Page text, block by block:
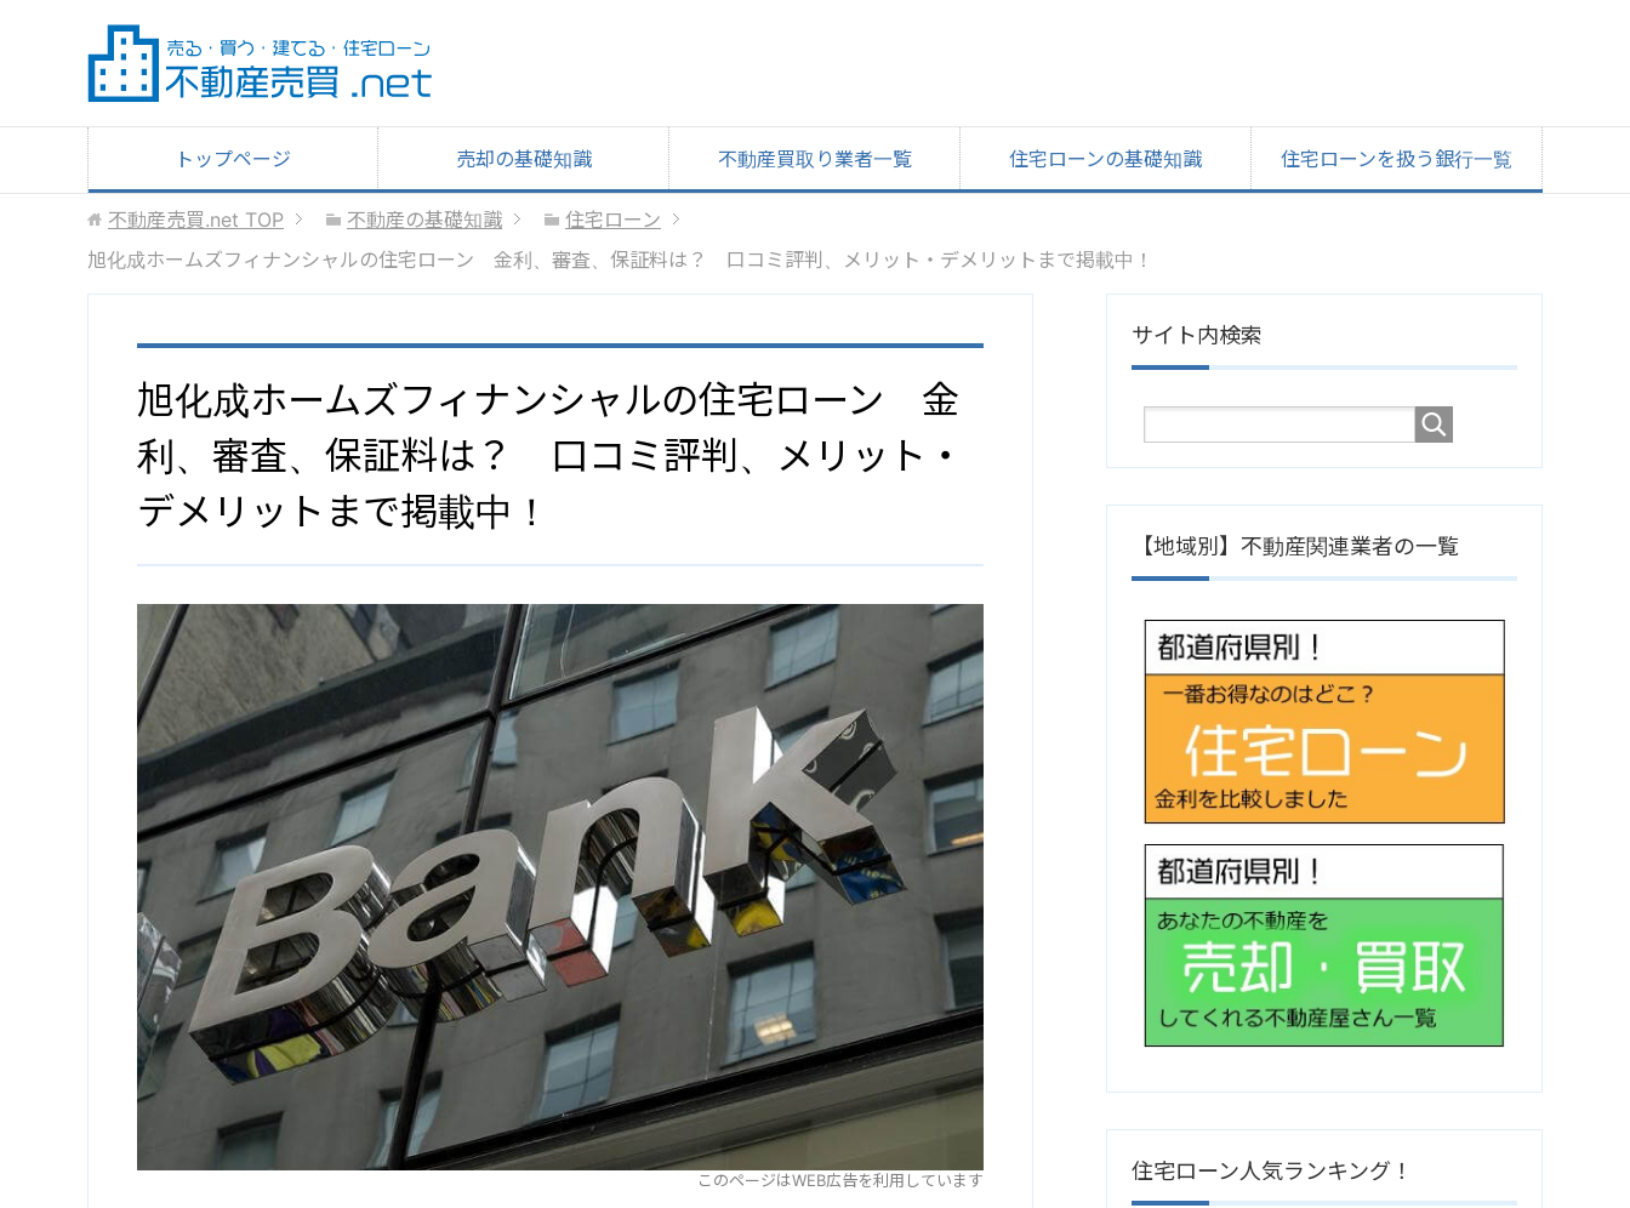
トップページ 売却の基礎知識 不動産買取り業者一覧 住宅ローンの基礎知識 住宅ローンを扱う銀行一覧
不動産売買.net TOP 不動産の基礎知識
住宅ローン
旭化成ホームズフィナンシャルの住宅ローン 金利、審査、保証料は？ 口コミ評判、メリット・デメリットまで掲載中！
旭化成ホームズフィナンシャルの住宅ローン 金
利、審査、保証料は？ 口コミ評判、メリット・
デメリットまで掲載中！
このページはWEB広告を利用しています
サイト内検索
【地域別】不動産関連業者の一覧
住宅ローン人気ランキング！